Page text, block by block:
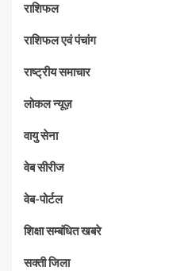
राशिफल
राशिफल एवं पंचांग
राष्ट्रीय समाचार
लोकल न्यूज़
वायु सेना
वेब सीरीज
वेब-पोर्टल
शिक्षा सम्बंधित खबरे
सक्ती जिला